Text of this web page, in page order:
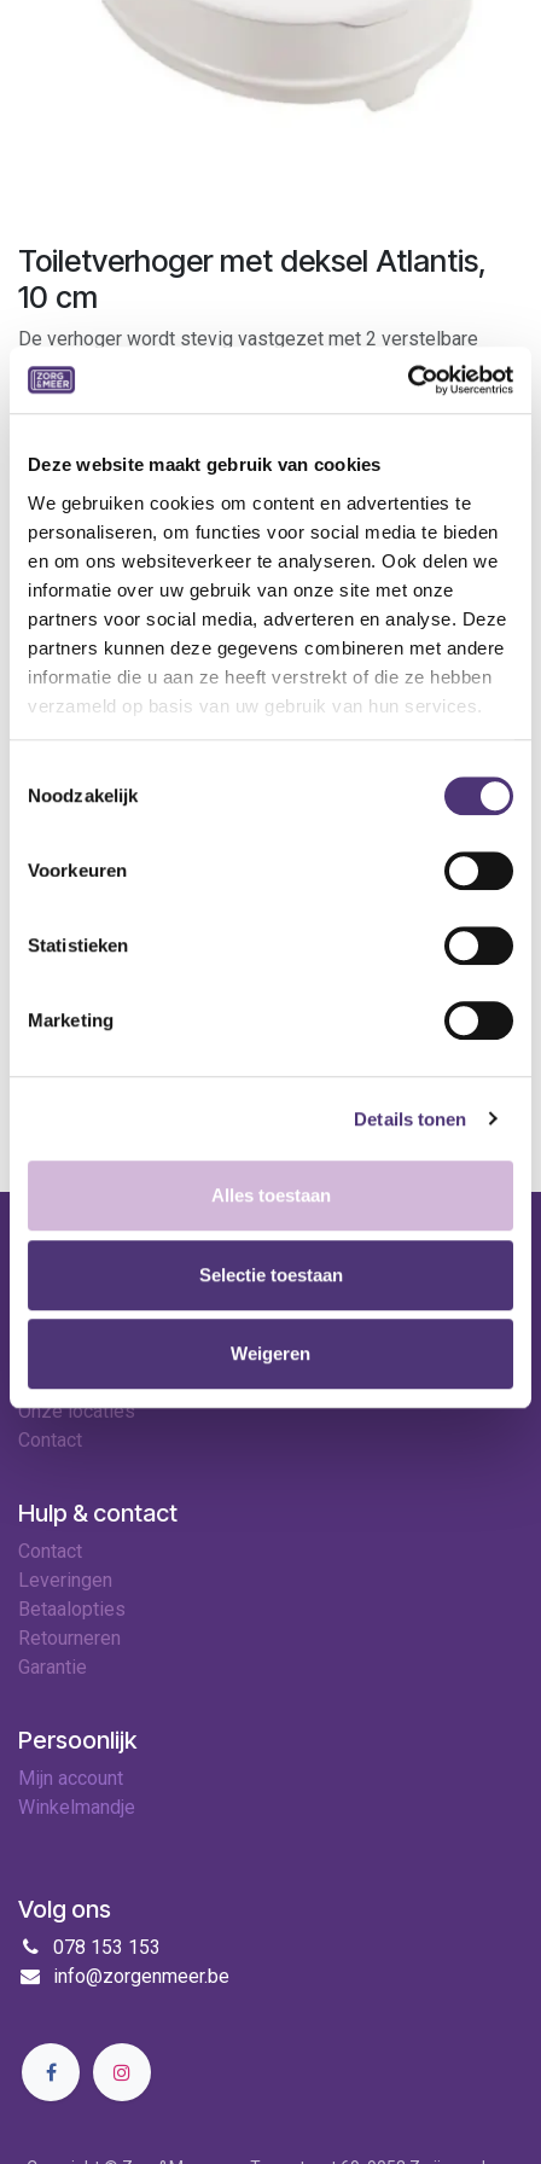
Deze website maakt gebruik van cookies
We gebruiken cookies om content en advertenties te
personaliseren, om functies voor social media te bieden
en om ons websiteverkeer te analyseren. Ook delen we
informatie over uw gebruik van onze site met onze
partners voor social media, adverteren en analyse. Deze
partners kunnen deze gegevens combineren met andere
informatie die u aan ze heeft verstrekt of die ze hebben
verzameld op basis van uw gebruik van hun services.
Noodzakelijk
Voorkeuren
Statistieken
Marketing
Details tonen
Alles toestaan
Selectie toestaan
Weigeren
Toiletverhoger met deksel Atlantis,
10 cm
De verhoger wordt stevig vastgezet met 2 verstelbare
klemmen. Door de gladde afwerking is de toiletverhoger
eenvoudig te reinigen. Autoclaveerbaar. De hoogte van dit
reinigingsmiddel worden gereinigd. Afwisselend kan de
zitting volledig in warm water worden ondergedompeld
en/of gedurende 1 minuut in een autoclaaf aan 85°C worden
gesteriliseerd (zonder bevestigingen).
Specificaties:
Met deksel
Hoogte 10 cm
37,16€
Aan winkelmandje toevoegen
Huren
Ledenkorting
Onze locaties
Contact
Hulp & contact
Contact
Leveringen
Betaalopties
Retourneren
Garantie
Persoonlijk
Mijn account
Winkelmandje
Volg ons
078 153 153
info@zorgenmeer.be